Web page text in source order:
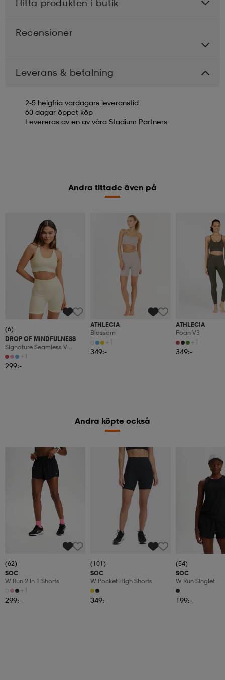
Hitta produkten i butik
Recensioner
Leverans & betalning
2-5 helgfria vardagars leveranstid
60 dagar öppet köp
Levereras av en av våra Stadium Partners
Andra tittade även på
(6)
DROP OF MINDFULNESS
Signature Seamless V
Shape Bra
+1
299:-
ATHLECIA
Blossom
+1
349:-
ATHLECIA
Foan V3
+1
349:-
Andra köpte också
(62)
SOC
W Run 2 In 1 Shorts
+1
299:-
(101)
SOC
W Pocket High Shorts
349:-
(54)
SOC
W Run Singlet
199:-